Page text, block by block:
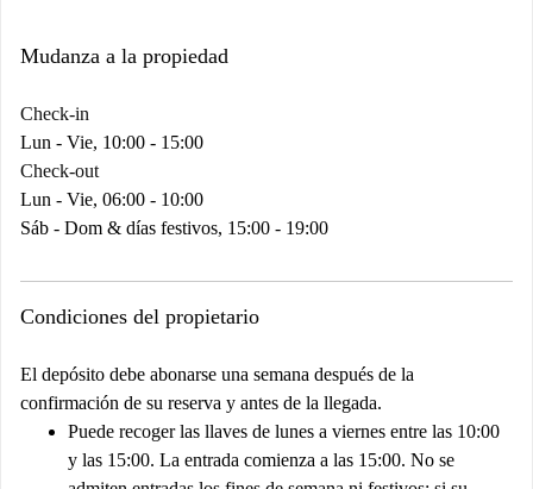
Mudanza a la propiedad
Check-in
Lun - Vie, 10:00 - 15:00
Check-out
Lun - Vie, 06:00 - 10:00
Sáb - Dom & días festivos, 15:00 - 19:00
Condiciones del propietario
El depósito debe abonarse una semana después de la
confirmación de su reserva y antes de la llegada.
Puede recoger las llaves de lunes a viernes entre las 10:00
y las 15:00. La entrada comienza a las 15:00. No se